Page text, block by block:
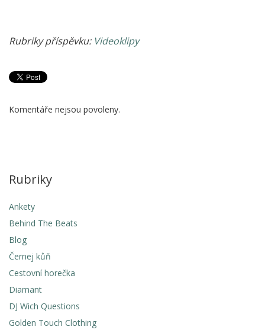
Rubriky příspěvku: Videoklipy
Komentáře nejsou povoleny.
Rubriky
Ankety
Behind The Beats
Blog
Černej kůň
Cestovní horečka
Diamant
DJ Wich Questions
Golden Touch Clothing